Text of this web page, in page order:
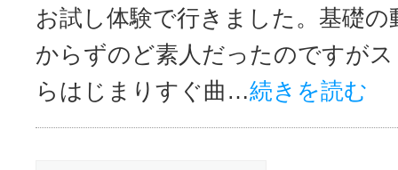
お試し体験で行きました。基礎の
からずのど素人だったのですが
らはじまりすぐ曲…続きを読む